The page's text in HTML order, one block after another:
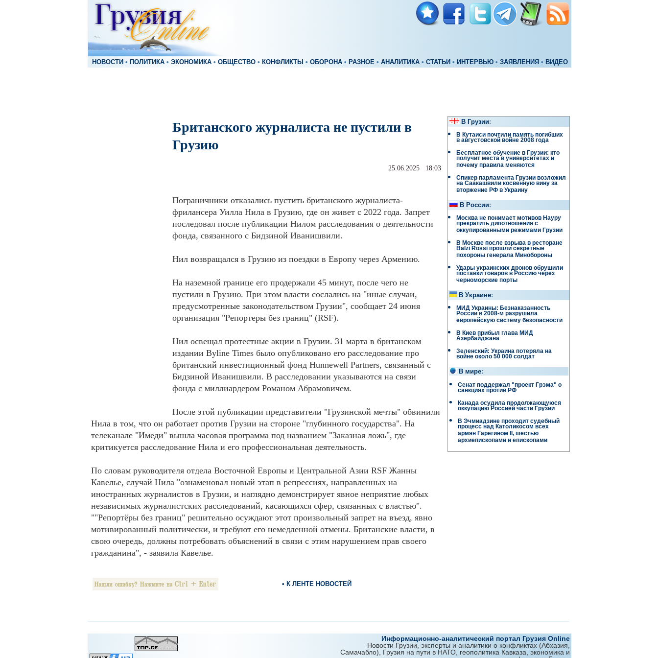
НОВОСТИ • ПОЛИТИКА • ЭКОНОМИКА • ОБЩЕСТВО • КОНФЛИКТЫ • ОБОРОНА • РАЗНОЕ • АНАЛИТИКА • СТАТЬИ • ИНТЕРВЬЮ • ЗАЯВЛЕНИЯ • ВИДЕО
Британского журналиста не пустили в
Грузию
25.06.2025 18:03
Пограничники отказались пустить британского журналиста-
фрилансера Уилла Нила в Грузию, где он живет с 2022 года. Запрет
последовал после публикации Нилом расследования о деятельности
фонда, связанного с Бидзиной Иванишвили.
Нил возвращался в Грузию из поездки в Европу через Армению.
На наземной границе его продержали 45 минут, после чего не
пустили в Грузию. При этом власти сослались на "иные случаи,
предусмотренные законодательством Грузии", сообщает 24 июня
организация "Репортеры без границ" (RSF).
Нил освещал протестные акции в Грузии. 31 марта в британском
издании Byline Times было опубликовано его расследование про
британский инвестиционный фонд Hunnewell Partners, связанный с
Бидзиной Иванишвили. В расследовании указываются на связи
фонда с миллиардером Романом Абрамовичем.
После этой публикации представители "Грузинской мечты" обвинили
Нила в том, что он работает против Грузии на стороне "глубинного государства". На
телеканале "Имеди" вышла часовая программа под названием "Заказная ложь", где
критикуется расследование Нила и его профессиональная деятельность.
По словам руководителя отдела Восточной Европы и Центральной Азии RSF Жанны
Кавелье, случай Нила "ознаменовал новый этап в репрессиях, направленных на
иностранных журналистов в Грузии, и наглядно демонстрирует явное неприятие любых
независимых журналистских расследований, касающихся сфер, связанных с властью".
""Репортёры без границ" решительно осуждают этот произвольный запрет на въезд, явно
мотивированный политически, и требуют его немедленной отмены. Британские власти, в
свою очередь, должны потребовать объяснений в связи с этим нарушением прав своего
гражданина", - заявила Кавелье.
• К ЛЕНТЕ НОВОСТЕЙ
В Грузии:
В Кутаиси почтили память погибших
в августовской войне 2008 года
Бесплатное обучение в Грузии: кто
получит места в университетах и
почему правила меняются
Спикер парламента Грузии возложил
на Саакашвили косвенную вину за
вторжение РФ в Украину
В России:
Москва не понимает мотивов Науру
прекратить дипотношения с
оккупированными режимами Грузии
В Москве после взрыва в ресторане
Balzi Rossi прошли секретные
похороны генерала Минобороны
Удары украинских дронов обрушили
поставки товаров в Россию через
черноморские порты
В Украине:
МИД Украины: Безнаказанность
России в 2008-м разрушила
европейскую систему безопасности
В Киев прибыл глава МИД
Азербайджана
Зеленский: Украина потеряла на
войне около 50 000 солдат
В мире:
Сенат поддержал "проект Грэма" о
санкциях против РФ
Канада осудила продолжающуюся
оккупацию Россией части Грузии
В Эчмиадзине проходит судебный
процесс над Католикосом всех
армян Гарегином II, шестью
архиепископами и епископами
Информационно-аналитический портал Грузия Online
Новости Грузии, эксперты и аналитики о конфликтах (Абхазия,
Самачабло), Грузия на пути в НАТО, геополитика Кавказа, экономика и